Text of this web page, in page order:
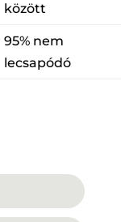
között
95% nem
lecsapódó